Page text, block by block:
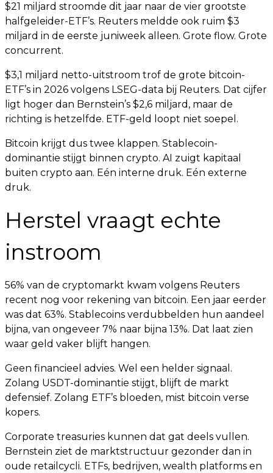
$21 miljard stroomde dit jaar naar de vier grootste
halfgeleider-ETF’s. Reuters meldde ook ruim $3
miljard in de eerste juniweek alleen. Grote flow. Grote
concurrent.
$3,1 miljard netto-uitstroom trof de grote bitcoin-
ETF’s in 2026 volgens LSEG-data bij Reuters. Dat cijfer
ligt hoger dan Bernstein’s $2,6 miljard, maar de
richting is hetzelfde. ETF-geld loopt niet soepel.
Bitcoin krijgt dus twee klappen. Stablecoin-
dominantie stijgt binnen crypto. AI zuigt kapitaal
buiten crypto aan. Eén interne druk. Eén externe
druk.
Herstel vraagt echte
instroom
56% van de cryptomarkt kwam volgens Reuters
recent nog voor rekening van bitcoin. Een jaar eerder
was dat 63%. Stablecoins verdubbelden hun aandeel
bijna, van ongeveer 7% naar bijna 13%. Dat laat zien
waar geld vaker blijft hangen.
Geen financieel advies. Wel een helder signaal.
Zolang USDT-dominantie stijgt, blijft de markt
defensief. Zolang ETF’s bloeden, mist bitcoin verse
kopers.
Corporate treasuries kunnen dat gat deels vullen.
Bernstein ziet de marktstructuur gezonder dan in
oude retailcycli. ETFs, bedrijven, wealth platforms en